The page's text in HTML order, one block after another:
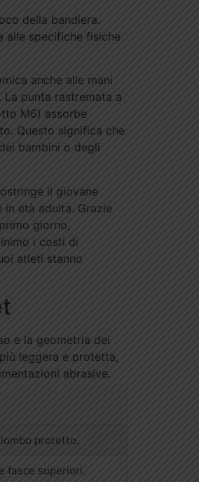
della bandiera.
specifiche fisiche
anche alle mani
punta rastremata a
M6) assorbe
Questo significa che
bambini o degli
il giovane
età adulta. Grazie
giorno,
i costi di
atleti stanno
e la geometria dei
leggera e protetta,
abrasive.
protetto.
fasce superiori.